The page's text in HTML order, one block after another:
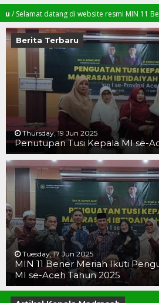
datang di website resmi MIN 11 Bener
Berita Terbaru
Thursday, 19 Jun 2025
Penutupan Tusi Kepala MI se-
Tuesday, 17 Jun 2025
MIN 11 Bener Meriah Ikuti
MI se-Aceh Tahun 2025
19 JUN 2025
19 JUN 2025
16 JUN 2025